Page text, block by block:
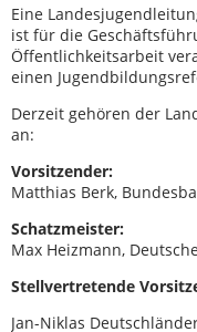
Eine
ist für die
Öffentlichkeitsarbeit
einen
Derzeit gehören der
an:
Vorsitzender:
Matthias Berk,
Schatzmeister:
Max Heizmann,
Stellvertretende
Jan-Niklas